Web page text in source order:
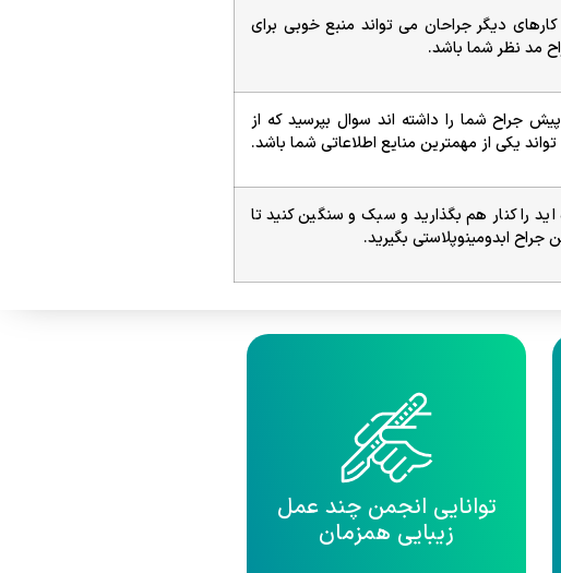
دیگر جراحان می تواند منبع خوبی برای
مد نظر شما باشد.
جراح شما را داشته اند سوال بپرسید که از
یکی از مهمترین منایع اطلاعاتی شما باشد.
را کنار هم بگذارید و سبک و سنگین کنید تا
جراح ابدومینوپلاستی بگیرید.
توانایی انجمن چند عمل
زیبایی همزمان